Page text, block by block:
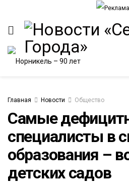
Главная Новости Общество
Самые
специалисты в
образования –
детских садов